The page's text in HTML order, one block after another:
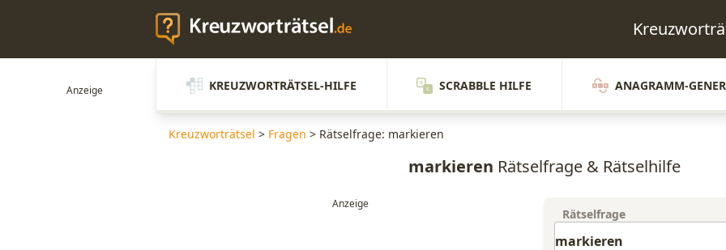
KREUZWORTRÄTSEL-HILFE SCRABBLE HILFE ANAGRAMM-
Kreuzworträtsel > Fragen > Rätselfrage: markieren
markieren Rätselfrage & Rätselhilfe
Rätselfrage